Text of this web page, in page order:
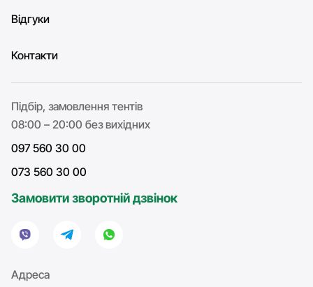
Відгуки
Контакти
Підбір, замовлення тентів
08:00 – 20:00 без вихідних
097 560 30 00
073 560 30 00
Замовити зворотній дзвінок
Адреса